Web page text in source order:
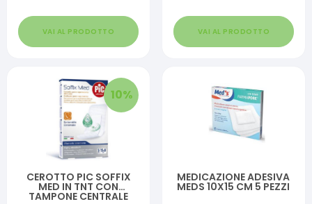
VAI AL PRODOTTO VAI AL PRODOTTO
10%
CEROTTO PIC SOFFIX
MED IN TNT CON
TAMPONE CENTRALE
MEDICAZIONE ADESIVA
MEDS 10X15 CM 5 PEZZI